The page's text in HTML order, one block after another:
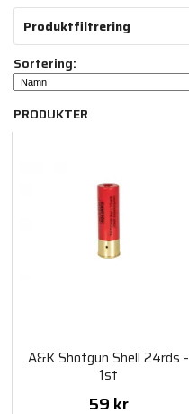
Produktfiltrering
Sortering:
PRODUKTER
A&K Shotgun Shell 24rds -
1st
59 kr